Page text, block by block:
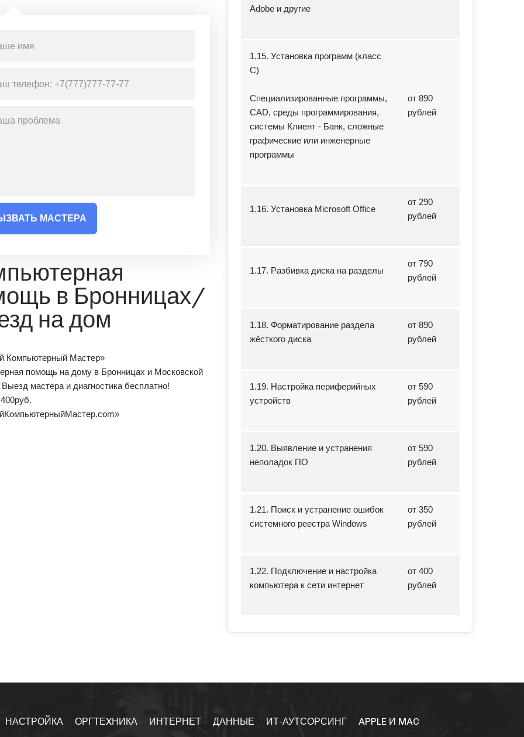
МАСТЕРА
в Бронницах/
на дом
Компьютерный Мастер»
помощь на дому в Бронницах и Московской
мастера и диагностика бесплатно!
400руб.
Adobe и другие
1.15. Установка программ (класс
C)
Специализированные программы,
CAD, среды программирования,
системы Клиент - Банк, сложные
графические или инженерные
программы
от 890
рублей
1.16. Установка Microsoft Office
от 290
рублей
1.17. Разбивка диска на разделы
от 790
рублей
1.18. Форматирование раздела
жёсткого диска
от 890
рублей
1.19. Настройка периферийных
устройств
от 590
рублей
1.20. Выявление и устранения
неполадок ПО
от 590
рублей
1.21. Поиск и устранение ошибок
системного реестра Windows
от 350
рублей
1.22. Подключение и настройка
компьютера к сети интернет
от 400
рублей
НАСТРОЙКА ОРГТЕXНИКА ИНТЕРНЕТ ДАННЫЕ ИТ-АУТСОРСИНГ APPLE И MAC